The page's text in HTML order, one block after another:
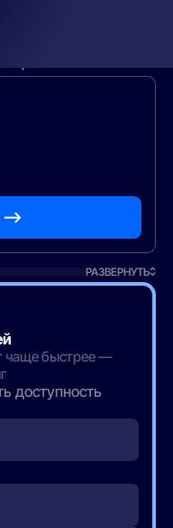
—>
РАЗВЕРНУТЬ
чаще быстрее —
доступность